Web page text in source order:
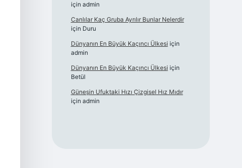
için admin
Canlılar Kaç Gruba Ayrılır Bunlar Nelerdir
için Duru
Dünyanın En Büyük Kaçıncı Ülkesi için
admin
Dünyanın En Büyük Kaçıncı Ülkesi için
Betül
Güneşin Ufuktaki Hızı Çizgisel Hız Mıdır
için admin